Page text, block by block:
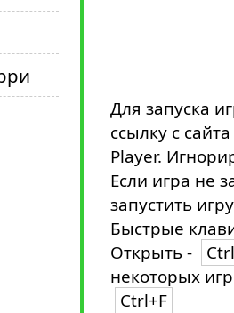
Для запуска
ссылку с
Player.
Если игра не
запустить
Быстрые
Открыть -
некоторых
Ctrl+F